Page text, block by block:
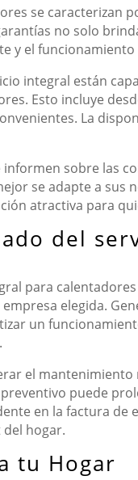
se caracterizan
no solo
y el
integral están
Esto incluye
La
sobre las
se adapte a sus
atractiva para
del
para
elegida.
un
el
puede
en la factura
hogar.
tu Hogar